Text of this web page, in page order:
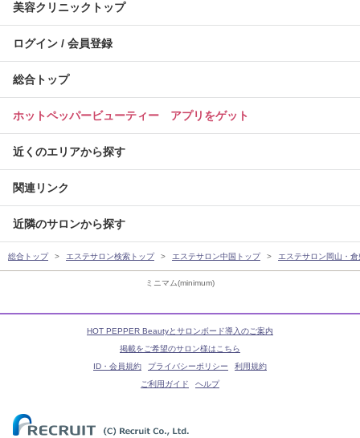
ミニマム(minimum)
美容クリニックトップ
ログイン / 会員登録
総合トップ
ホットペッパービューティー アプリをゲット
近くのエリアから探す
関連リンク
近隣のサロンから探す
総合トップ エステサロン検索トップ エステサロン中国トップ エステサロン岡山・
HOT PEPPER Beautyとサロンボード導入のご案内
掲載をご希望のサロン様はこちら
ID・会員規約
プライバシーポリシー
利用規約
ご利用ガイド
ヘルプ